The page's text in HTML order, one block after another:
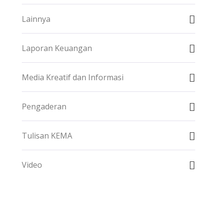
Lainnya
Laporan Keuangan
Media Kreatif dan Informasi
Pengaderan
Tulisan KEMA
Video